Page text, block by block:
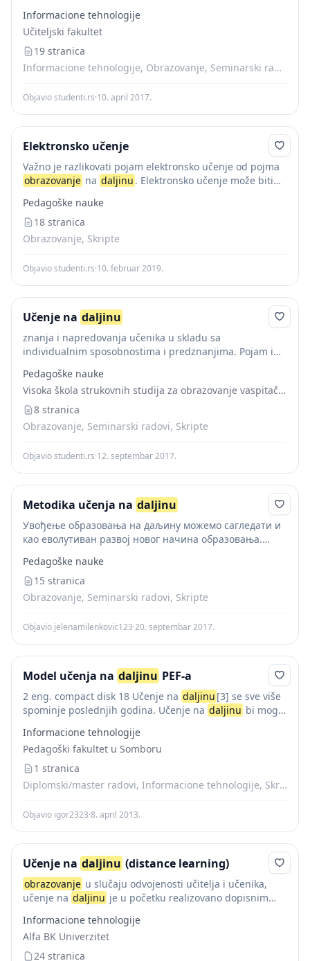
proces organizovan u funkciji sticanja znanja, umenja i
veština učenika/studenta...
Informacione tehnologije
Učiteljski fakultet
19 stranica
Informacione tehnologije, Obrazovanje, Seminarski radovi, Skripte
Objavio studenti.rs·10. april 2017.
Elektronsko učenje
Važno je razlikovati pojam elektronsko učenje od pojma
obrazovanje na daljinu . Elektronsko učenje može biti
organizuje u online okruženju) ali
Pedagoške nauke
18 stranica
Obrazovanje, Skripte
Objavio studenti.rs·10. februar 2019.
Učenje na daljinu
znanja i napredovanja učenika u skladu sa
individualnim sposobnostima i predznanjima. Pojam i
daljinuje polje obrazovanja koje se fokusira na
metode...
Pedagoške nauke
Visoka škola strukovnih studija za obrazovanje vaspitača i trenera
8 stranica
Obrazovanje, Seminarski radovi, Skripte
Objavio studenti.rs·12. septembar 2017.
Metodika učenja na daljinu
Увођење образовања на даљину можемо сагледати и
као еволутиван развој новог начина образовања.
је изазов и оруђе за побољшање и унапређење
образовних процеса...
Pedagoške nauke
15 stranica
Obrazovanje, Seminarski radovi, Skripte
Objavio jelenamilenkovic123·20. septembar 2017.
Model učenja na daljinu PEF-a
2 eng. compact disk 18 Učenje na daljinu [3] se sve više
spominje poslednjih godina. Učenje na daljinu bi mogli
studentima/učenicima, koji su...
Informacione tehnologije
Pedagoški fakultet u Somboru
1 stranica
Diplomski/master radovi, Informacione tehnologije, Skripte
Objavio igor2323·8. april 2013.
Učenje na daljinu (distance learning)
obrazovanje u slučaju odvojenosti učitelja i učenika,
učenje na daljinu je u početku realizovano dopisnim
kao što su telefon, radio i TV, i konačno...
Informacione tehnologije
Alfa BK Univerzitet
24 stranica